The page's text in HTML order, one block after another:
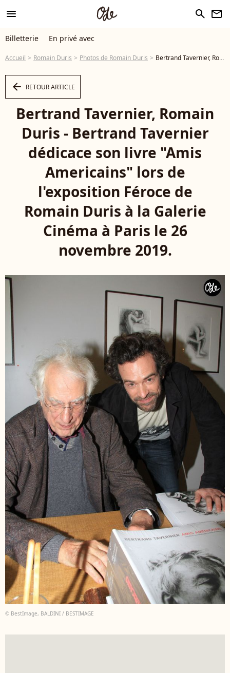
menu search newsletter
Billetterie En privé avec
Accueil Romain Duris Photos de Romain Duris Bertrand Tavernier, Romain Duris - Bertrand Tavernier dédicace son livre "Amis Americains" lors de l'exposition Féroce de Romain Duris à la Galerie Cinéma à Paris le 26 novembre 2019. ©Bestimage - Photo
arrow_left RETOUR ARTICLE
Bertrand Tavernier, Romain
Duris - Bertrand Tavernier
dédicace son livre "Amis
Americains" lors de
l'exposition Féroce de
Romain Duris à la Galerie
Cinéma à Paris le 26
novembre 2019.
© BestImage, BALDINI / BESTIMAGE